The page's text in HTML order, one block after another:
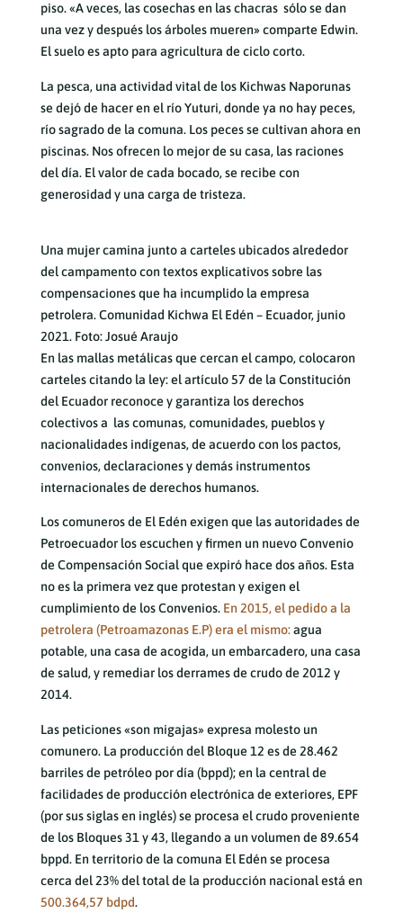
piso. «A veces, las cosechas en las chacras sólo se dan
una vez y después los árboles mueren» comparte Edwin.
El suelo es apto para agricultura de ciclo corto.
La pesca, una actividad vital de los Kichwas Naporunas
se dejó de hacer en el río Yuturi, donde ya no hay peces,
río sagrado de la comuna. Los peces se cultivan ahora en
piscinas. Nos ofrecen lo mejor de su casa, las raciones
del día. El valor de cada bocado, se recibe con
generosidad y una carga de tristeza.
Una mujer camina junto a carteles ubicados alrededor
del campamento con textos explicativos sobre las
compensaciones que ha incumplido la empresa
petrolera. Comunidad Kichwa El Edén – Ecuador, junio
2021. Foto: Josué Araujo
En las mallas metálicas que cercan el campo, colocaron
carteles citando la ley: el artículo 57 de la Constitución
del Ecuador reconoce y garantiza los derechos
colectivos a las comunas, comunidades, pueblos y
nacionalidades indígenas, de acuerdo con los pactos,
convenios, declaraciones y demás instrumentos
internacionales de derechos humanos.
Los comuneros de El Edén exigen que las autoridades de
Petroecuador los escuchen y firmen un nuevo Convenio
de Compensación Social que expiró hace dos años. Esta
no es la primera vez que protestan y exigen el
cumplimiento de los Convenios. En 2015, el pedido a la
petrolera (Petroamazonas E.P) era el mismo:agua
potable, una casa de acogida, un embarcadero, una casa
de salud, y remediar los derrames de crudo de 2012 y
2014.
Las peticiones «son migajas» expresa molesto un
comunero. La producción del Bloque 12 es de 28.462
barriles de petróleo por día (bppd); en la central de
facilidades de producción electrónica de exteriores, EPF
(por sus siglas en inglés) se procesa el crudo proveniente
de los Bloques 31 y 43, llegando a un volumen de 89.654
bppd. En territorio de la comuna El Edén se procesa
cerca del 23% del total de la producción nacional está en
500.364,57 bdpd.